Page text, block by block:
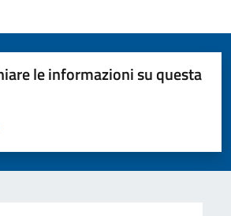
le informazioni su questa
5 stelle su 5
stelle su 5
su 5
5